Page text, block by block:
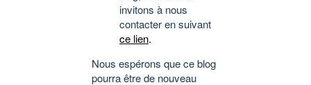
invitons à nous
contacter en suivant
ce lien.
Nous espérons que ce blog
pourra être de nouveau